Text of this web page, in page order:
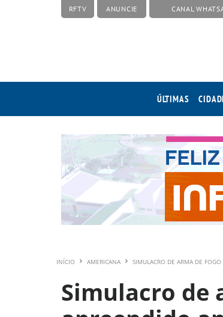
RFTV ANUNCIE CANAL
ÚLTIMAS
INÍCIO AMERICANA SIMULACRO DE ARMA DE
Simulacro de